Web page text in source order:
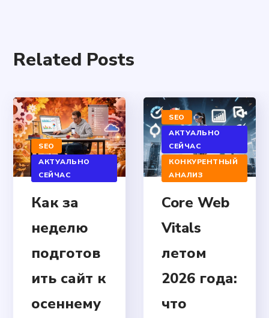
Related Posts
SEO
АКТУАЛЬНО
СЕЙЧАС
Как за
неделю
подготов
ить сайт к
осеннему
SEO
АКТУАЛЬНО
СЕЙЧАС
КОНКУРЕНТНЫЙ
АНАЛИЗ
Core Web
Vitals
летом
2026 года:
что